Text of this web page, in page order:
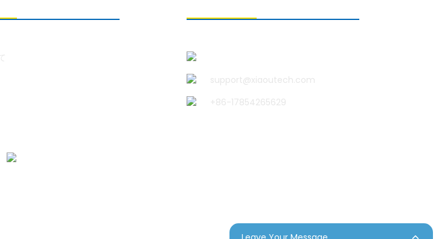
support@xiaoutech.com
+86-17854265629